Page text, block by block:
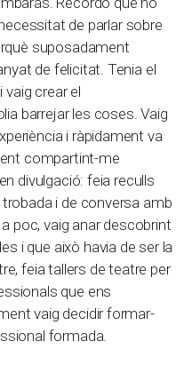
de parlar sobre
suposadament
de felicitat. Tenia el
vaig crear el
barrejar les coses. Vaig
i ràpidament va
compartint-me
divulgació: feia reculls
i de conversa amb
poc, vaig anar descobrint
i que això havia de ser la
feia tallers de teatre per
que ens
vaig decidir formar-
formada.